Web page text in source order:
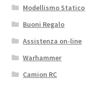
Modellismo Statico
Buoni Regalo
Assistenza on-line
Warhammer
Camion RC